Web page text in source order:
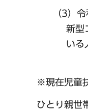
（3）
新型
いる
※現在児童
ひとり親世